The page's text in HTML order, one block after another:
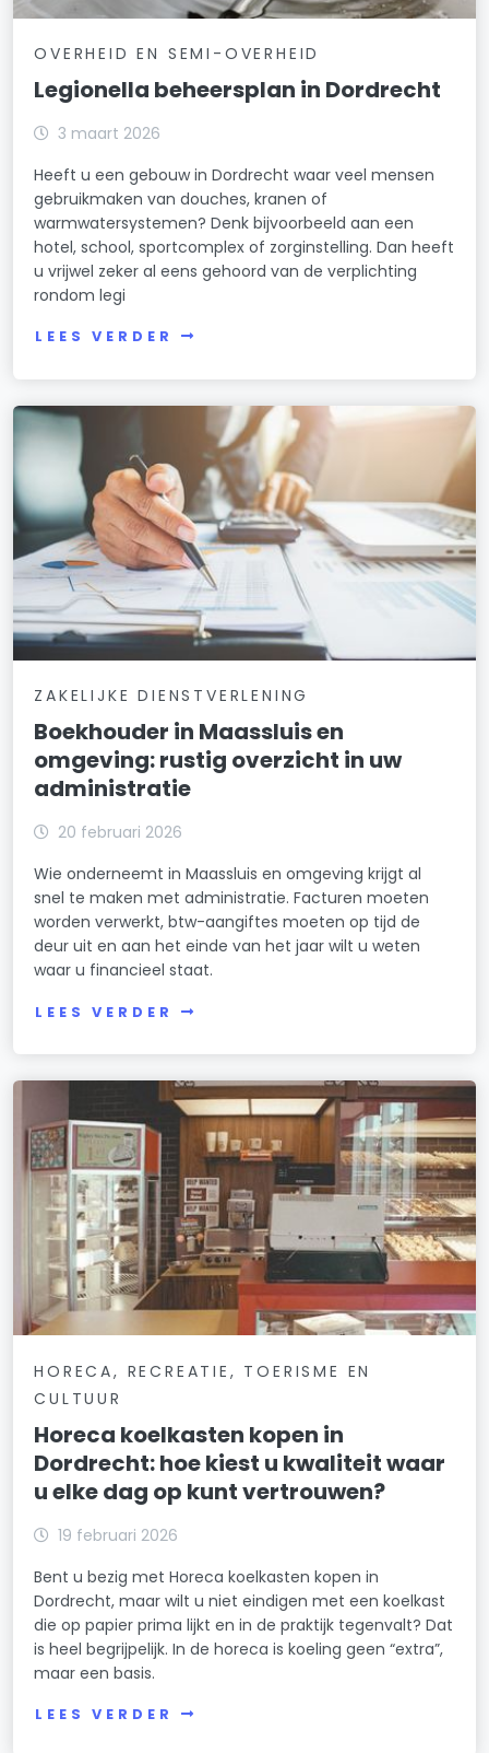
OVERHEID EN SEMI-OVERHEID
Legionella beheersplan in Dordrecht
3 maart 2026
Heeft u een gebouw in Dordrecht waar veel mensen
gebruikmaken van douches, kranen of
warmwatersystemen? Denk bijvoorbeeld aan een
hotel, school, sportcomplex of zorginstelling. Dan heeft
u vrijwel zeker al eens gehoord van de verplichting
rondom legi
LEES VERDER
ZAKELIJKE DIENSTVERLENING
Boekhouder in Maassluis en
omgeving: rustig overzicht in uw
administratie
20 februari 2026
Wie onderneemt in Maassluis en omgeving krijgt al
snel te maken met administratie. Facturen moeten
worden verwerkt, btw-aangiftes moeten op tijd de
deur uit en aan het einde van het jaar wilt u weten
waar u financieel staat.
LEES VERDER
HORECA, RECREATIE, TOERISME EN
CULTUUR
Horeca koelkasten kopen in
Dordrecht: hoe kiest u kwaliteit waar
u elke dag op kunt vertrouwen?
19 februari 2026
Bent u bezig met Horeca koelkasten kopen in
Dordrecht, maar wilt u niet eindigen met een koelkast
die op papier prima lijkt en in de praktijk tegenvalt? Dat
is heel begrijpelijk. In de horeca is koeling geen “extra”,
maar een basis.
LEES VERDER